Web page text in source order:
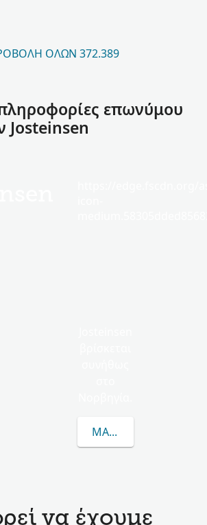
ΌΛΩΝ 372.389
επωνύμου
Josteinsen
ΜΆΘΕΤΕ ΠΕΡΙΣΣΌΤΕΡΑ
να έχουμε